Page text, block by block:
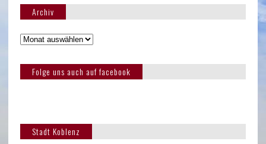
Archiv
Folge uns auch auf facebook
Stadt Koblenz